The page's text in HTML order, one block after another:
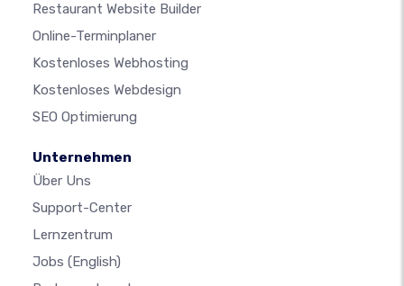
Restaurant Website Builder
Online-Terminplaner
Kostenloses Webhosting
Kostenloses Webdesign
SEO Optimierung
Unternehmen
Über Uns
Support-Center
Lernzentrum
Jobs (English)